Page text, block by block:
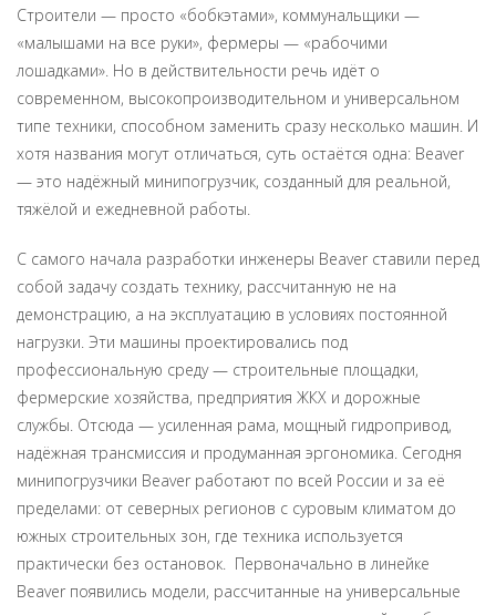
Строители — просто «бобкэтами», коммунальщики —
«малышами на все руки», фермеры — «рабочими
лошадками». Но в действительности речь идёт о
современном, высокопроизводительном и универсальном
типе техники, способном заменить сразу несколько машин. И
хотя названия могут отличаться, суть остаётся одна: Beaver
— это надёжный минипогрузчик, созданный для реальной,
тяжёлой и ежедневной работы.
С самого начала разработки инженеры Beaver ставили перед
собой задачу создать технику, рассчитанную не на
демонстрацию, а на эксплуатацию в условиях постоянной
нагрузки. Эти машины проектировались под
профессиональную среду — строительные площадки,
фермерские хозяйства, предприятия ЖКХ и дорожные
службы. Отсюда — усиленная рама, мощный гидропривод,
надёжная трансмиссия и продуманная эргономика. Сегодня
минипогрузчики Beaver работают по всей России и за её
пределами: от северных регионов с суровым климатом до
южных строительных зон, где техника используется
практически без остановок. Первоначально в линейке
Beaver появились модели, рассчитанные на универсальные